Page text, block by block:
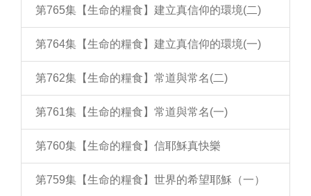
第765集【生命的糧食】建立真信仰的環境(二)
第764集【生命的糧食】建立真信仰的環境(一)
第762集【生命的糧食】常道與常名(二)
第761集【生命的糧食】常道與常名(一)
第760集【生命的糧食】信耶穌真快樂
第759集【生命的糧食】世界的希望耶穌（一）